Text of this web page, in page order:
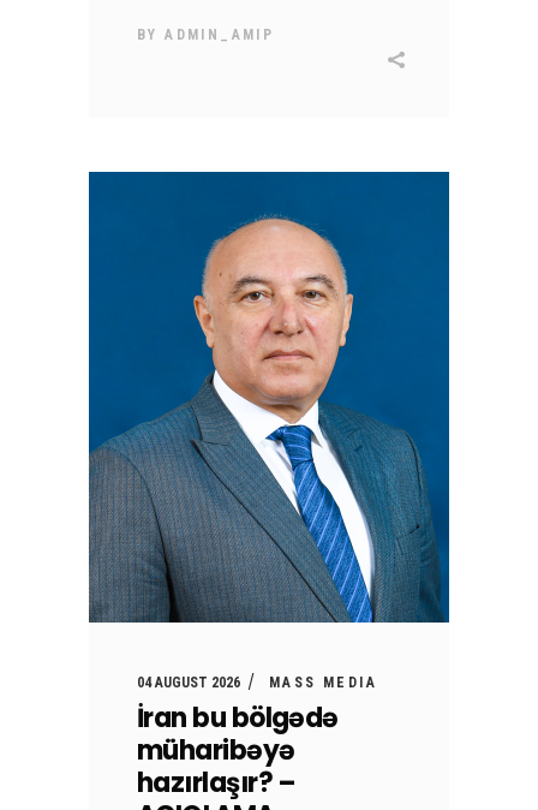
BYADMIN_AMIP
04 AUGUST 2026 MASS MEDIA
İran bu bölgədə
müharibəyə
hazırlaşır? –